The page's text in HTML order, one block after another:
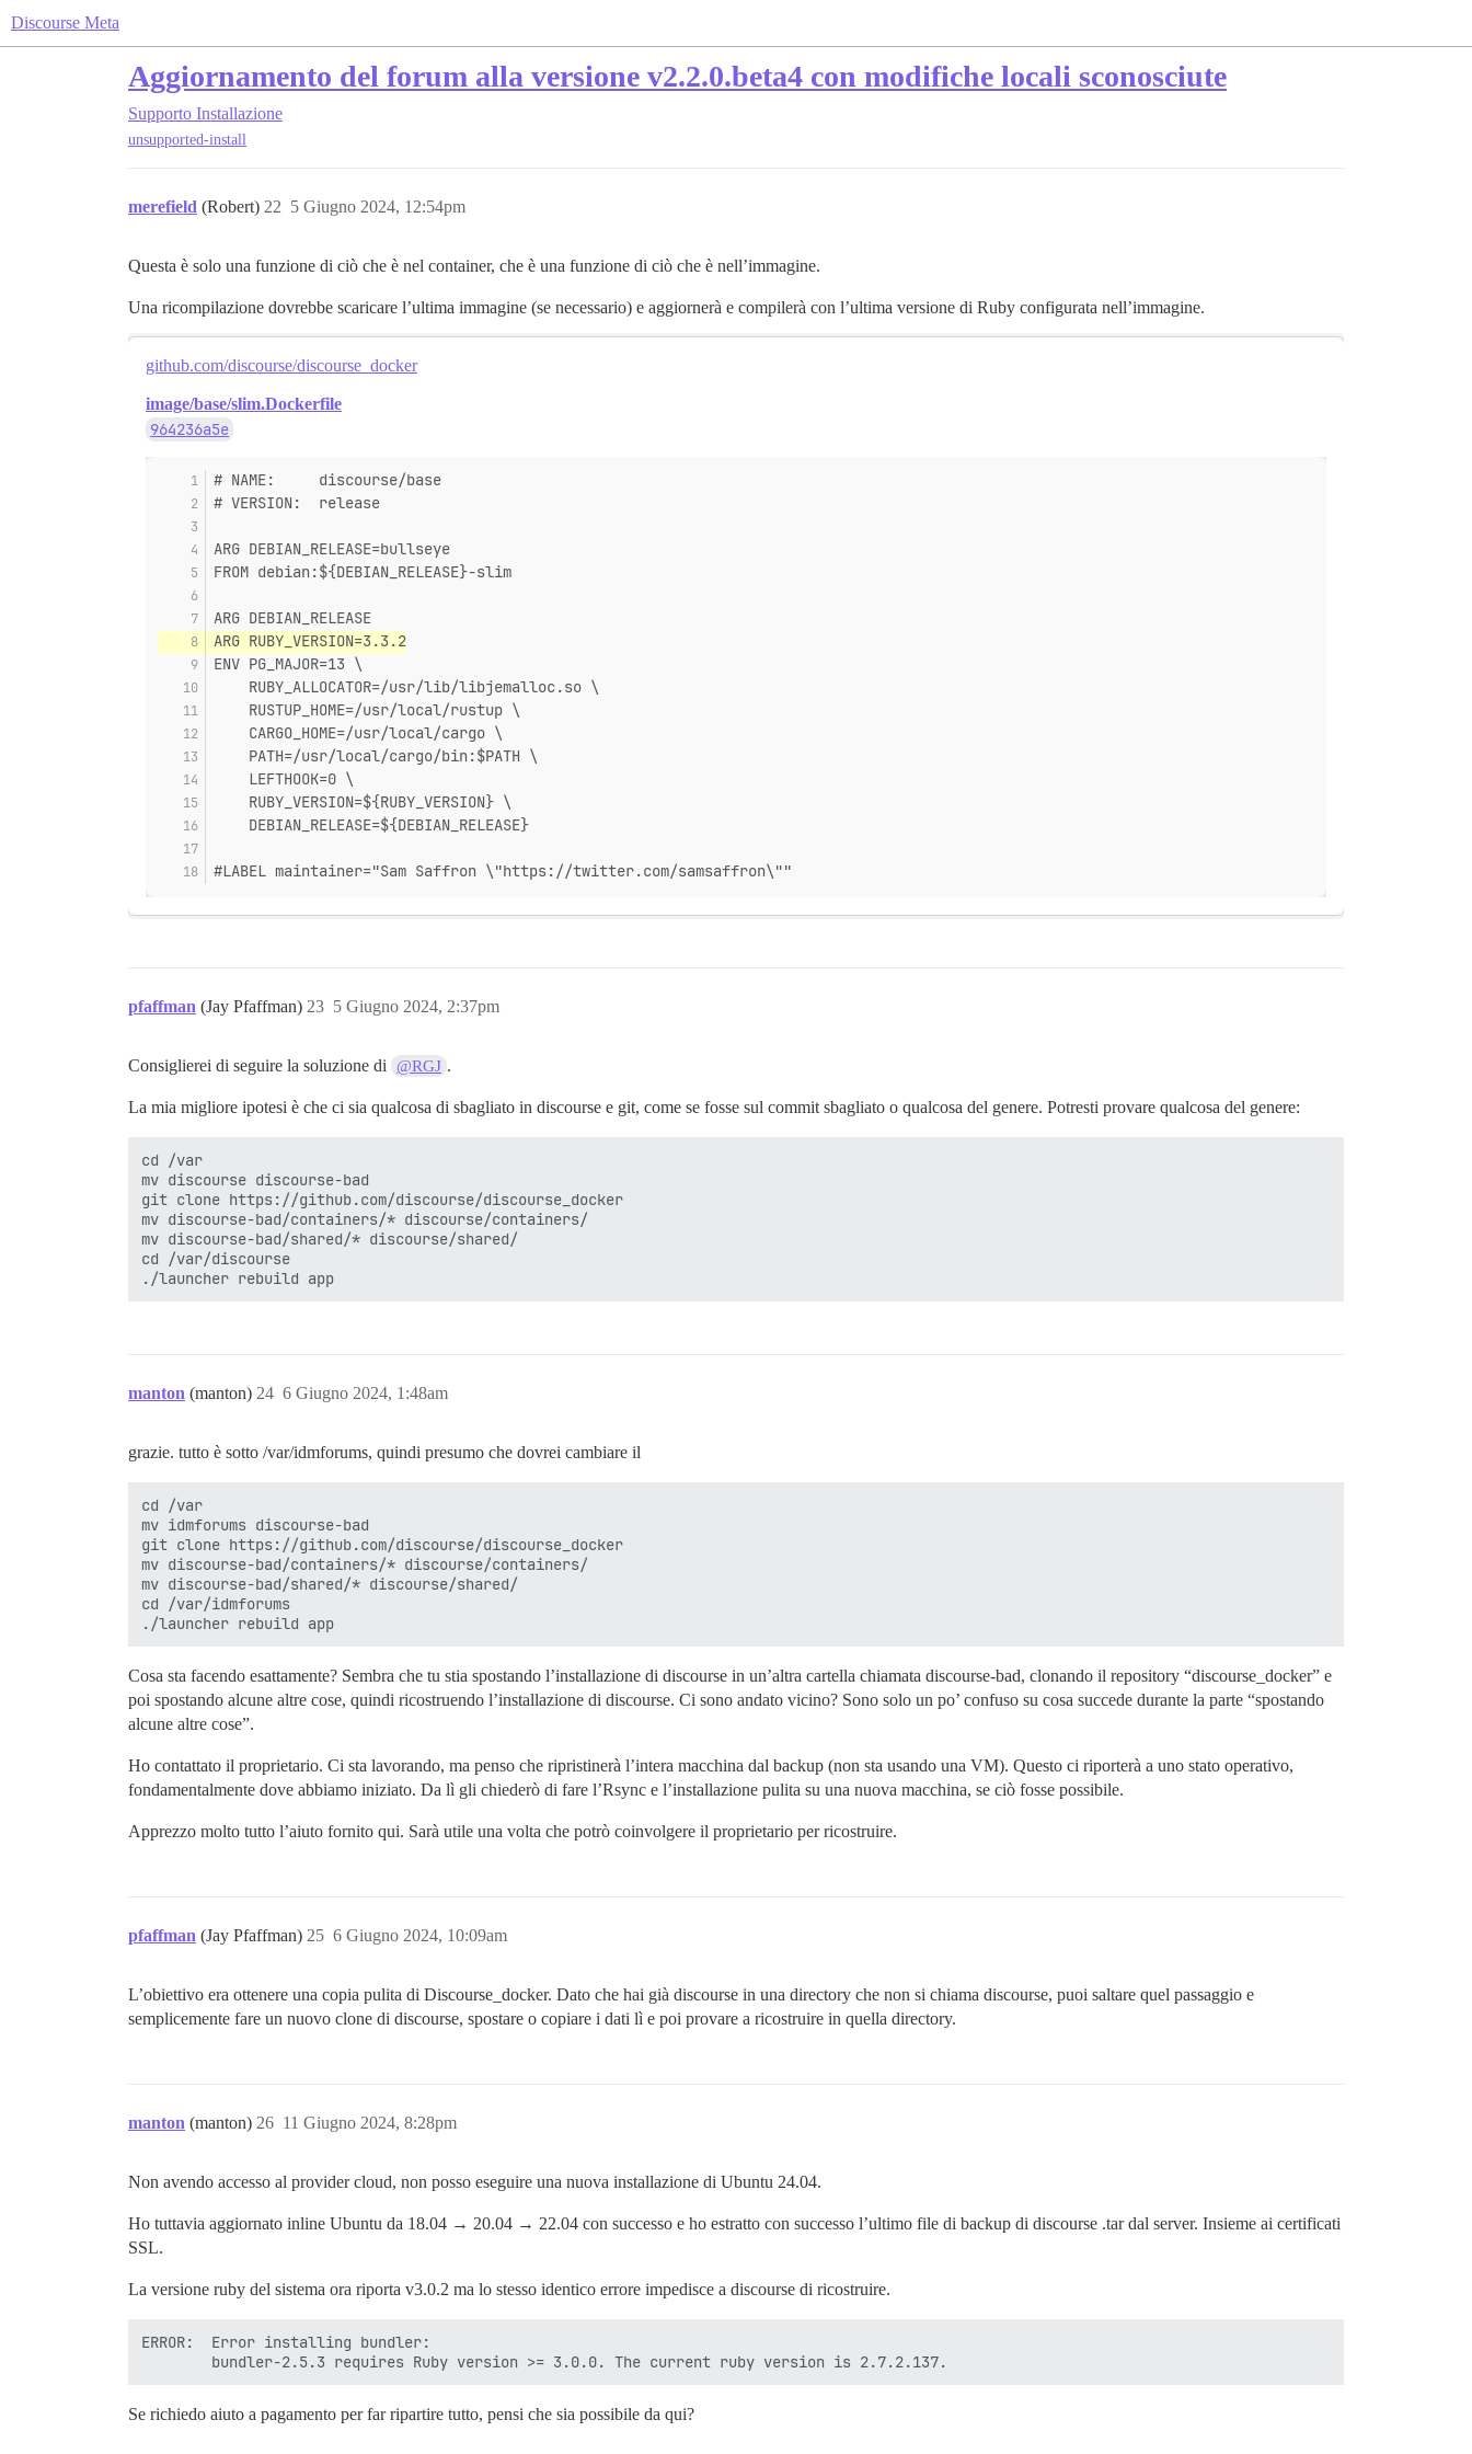
Discourse Meta
Aggiornamento del forum alla versione v2.2.0.beta4 con modifiche locali sconosciute
Supporto Installazione
unsupported-install
merefield (Robert) 5 Giugno 2024, 12:54pm
22
Questa è solo una funzione di ciò che è nel container, che è una funzione di ciò che è nell’immagine.
Una ricompilazione dovrebbe scaricare l’ultima immagine (se necessario) e aggiornerà e compilerà con l’ultima versione di Ruby configurata nell’immagine.
github.com/discourse/discourse_docker
image/base/slim.Dockerfile
964236a5e
# NAME:     discourse/base
# VERSION:  release
ARG DEBIAN_RELEASE=bullseye
FROM debian:${DEBIAN_RELEASE}-slim
ARG DEBIAN_RELEASE
ARG RUBY_VERSION=3.3.2
ENV PG_MAJOR=13 \
    RUBY_ALLOCATOR=/usr/lib/libjemalloc.so \
    RUSTUP_HOME=/usr/local/rustup \
    CARGO_HOME=/usr/local/cargo \
    PATH=/usr/local/cargo/bin:$PATH \
    LEFTHOOK=0 \
    RUBY_VERSION=${RUBY_VERSION} \
    DEBIAN_RELEASE=${DEBIAN_RELEASE}
#LABEL maintainer="Sam Saffron \"https://twitter.com/samsaffron\""
pfaffman (Jay Pfaffman) 5 Giugno 2024, 2:37pm
23
Consiglierei di seguire la soluzione di @RGJ .
La mia migliore ipotesi è che ci sia qualcosa di sbagliato in discourse e git, come se fosse sul commit sbagliato o qualcosa del genere. Potresti provare qualcosa del genere:
cd /var
mv discourse discourse-bad
git clone https://github.com/discourse/discourse_docker
mv discourse-bad/containers/* discourse/containers/
mv discourse-bad/shared/* discourse/shared/
cd /var/discourse
manton (manton) 6 Giugno 2024, 1:48am
24
grazie. tutto è sotto /var/idmforums, quindi presumo che dovrei cambiare il
cd /var
mv idmforums discourse-bad
git clone https://github.com/discourse/discourse_docker
mv discourse-bad/containers/* discourse/containers/
mv discourse-bad/shared/* discourse/shared/
cd /var/idmforums
Cosa sta facendo esattamente? Sembra che tu stia spostando l’installazione di discourse in un’altra cartella chiamata discourse-bad, clonando il repository “discourse_docker” e
poi spostando alcune altre cose, quindi ricostruendo l’installazione di discourse. Ci sono andato vicino? Sono solo un po’ confuso su cosa succede durante la parte “spostando
alcune altre cose”.
Ho contattato il proprietario. Ci sta lavorando, ma penso che ripristinerà l’intera macchina dal backup (non sta usando una VM). Questo ci riporterà a uno stato operativo,
fondamentalmente dove abbiamo iniziato. Da lì gli chiederò di fare l’Rsync e l’installazione pulita su una nuova macchina, se ciò fosse possibile.
Apprezzo molto tutto l’aiuto fornito qui. Sarà utile una volta che potrò coinvolgere il proprietario per ricostruire.
pfaffman (Jay Pfaffman) 6 Giugno 2024, 10:09am
25
L’obiettivo era ottenere una copia pulita di Discourse_docker. Dato che hai già discourse in una directory che non si chiama discourse, puoi saltare quel passaggio e
semplicemente fare un nuovo clone di discourse, spostare o copiare i dati lì e poi provare a ricostruire in quella directory.
manton (manton) 11 Giugno 2024, 8:28pm
26
Non avendo accesso al provider cloud, non posso eseguire una nuova installazione di Ubuntu 24.04.
Ho tuttavia aggiornato inline Ubuntu da 18.04 → 20.04 → 22.04 con successo e ho estratto con successo l’ultimo file di backup di discourse .tar dal server. Insieme ai certificati
SSL.
La versione ruby del sistema ora riporta v3.0.2 ma lo stesso identico errore impedisce a discourse di ricostruire.
ERROR:  Error installing bundler:
Se richiedo aiuto a pagamento per far ripartire tutto, pensi che sia possibile da qui?